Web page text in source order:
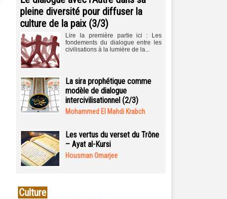
pleine diversité pour diffuser la
culture de la paix (3/3)
Lire la première partie ici : Les
fondements du dialogue entre les
civilisations à la lumière de la...
La sira prophétique comme
modèle de dialogue
intercivilisationnel (2/3)
Mohammed El Mahdi Krabch
Les vertus du verset du Trône
– Ayat al-Kursi
Housman Omarjee
Culture